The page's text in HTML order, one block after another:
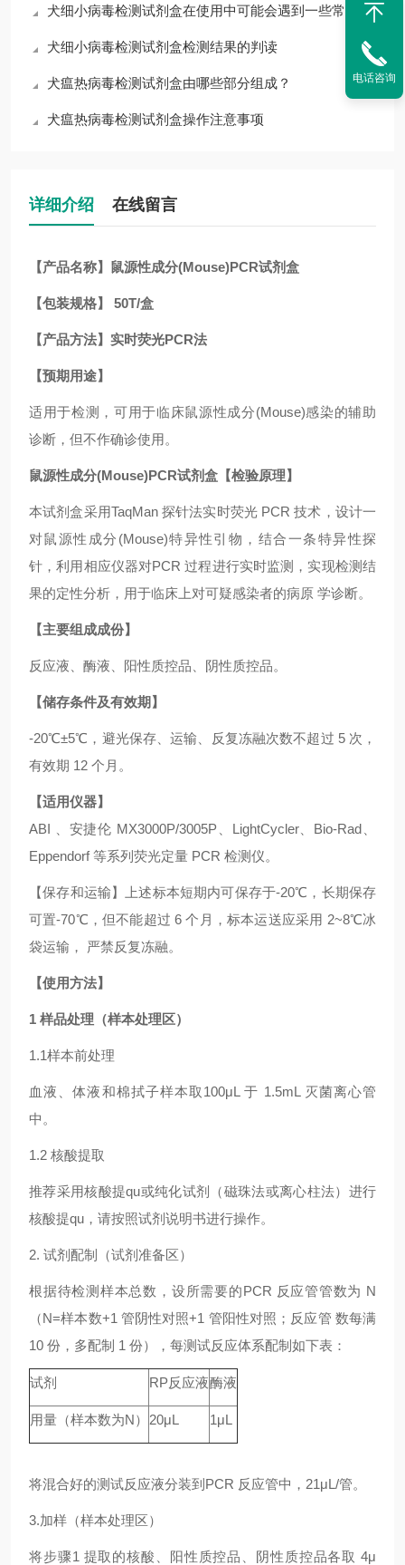
犬细小病毒检测试剂盒在使用中可能会遇到一些常见问题
犬细小病毒检测试剂盒检测结果的判读
犬瘟热病毒检测试剂盒由哪些部分组成？
犬瘟热病毒检测试剂盒操作注意事项
详细介绍 在线留言
【产品名称】鼠源性成分(Mouse)PCR试剂盒
【包装规格】 50T/盒
【产品方法】实时荧光PCR法
【预期用途】
适用于检测，可用于临床鼠源性成分(Mouse)感染的辅助
诊断，但不作确诊使用。
鼠源性成分(Mouse)PCR试剂盒【检验原理】
本试剂盒采用TaqMan 探针法实时荧光 PCR 技术，设计一
对鼠源性成分(Mouse)特异性引物，结合一条特异性探
针，利用相应仪器对PCR 过程进行实时监测，实现检测结
果的定性分析，用于临床上对可疑感染者的病原 学诊断。
【主要组成成份】
反应液、酶液、阳性质控品、阴性质控品。
【储存条件及有效期】
-20℃±5℃，避光保存、运输、反复冻融次数不超过 5 次，
有效期 12 个月。
【适用仪器】
ABI 、安捷伦 MX3000P/3005P、LightCycler、Bio-Rad、
Eppendorf 等系列荧光定量 PCR 检测仪。
【保存和运输】上述标本短期内可保存于-20℃，长期保存
可置-70℃，但不能超过 6 个月，标本运送应采用 2~8℃冰
袋运输， 严禁反复冻融。
【使用方法】
1 样品处理（样本处理区）
1.1样本前处理
血液、体液和棉拭子样本取100μL 于 1.5mL 灭菌离心管
中。
1.2 核酸提取
推荐采用核酸提qu或纯化试剂（磁珠法或离心柱法）进行
核酸提qu，请按照试剂说明书进行操作。
2. 试剂配制（试剂准备区）
根据待检测样本总数，设所需要的PCR 反应管管数为 N
（N=样本数+1 管阴性对照+1 管阳性对照；反应管 数每满
10 份，多配制 1 份），每测试反应体系配制如下表：
试剂 RP反应液酶液
用量（样本数为N） 20μL 1μL
将混合好的测试反应液分装到PCR 反应管中，21μL/管。
3.加样（样本处理区）
将步骤1 提取的核酸、阳性质控品、阴性质控品各取 4μ
电话咨询